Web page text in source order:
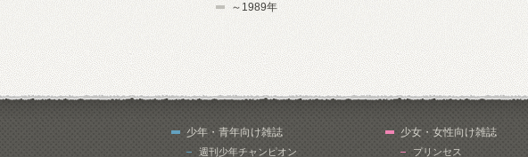
～1989年
少年・青年向け雑誌
週刊少年チャンピオン
少女・女性向け雑誌
プリンセス